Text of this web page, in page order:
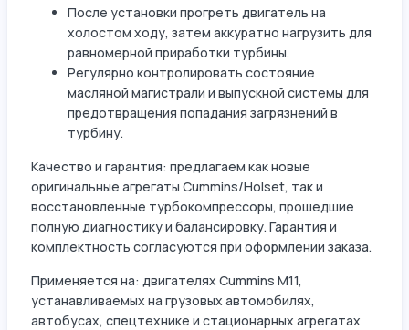
После установки прогреть двигатель на
холостом ходу, затем аккуратно нагрузить для
равномерной приработки турбины.
Регулярно контролировать состояние
масляной магистрали и выпускной системы для
предотвращения попадания загрязнений в
турбину.
Качество и гарантия: предлагаем как новые
оригинальные агрегаты Cummins/Holset, так и
восстановленные турбокомпрессоры, прошедшие
полную диагностику и балансировку. Гарантия и
комплектность согласуются при оформлении заказа.
Применяется на: двигателях Cummins M11,
устанавливаемых на грузовых автомобилях,
автобусах, спецтехнике и стационарных агрегатах